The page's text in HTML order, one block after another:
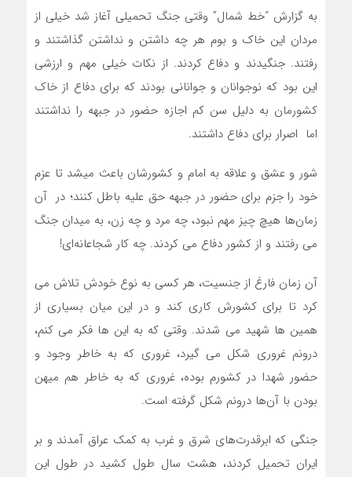
به گزارش “خط شمال” وقتی جنگ تحمیلی آغاز شد خیلی از
مردان این خاک و بوم هر چه داشتن و نداشتن گذاشتند و
رفتند. جنگیدند و دفاع کردند. از نکات خیلی مهم و ارزشی
این بود که نوجوانان و جوانانی بودند که برای دفاع از خاک
کشورمان به دلیل سن کم اجازه حضور در جبهه را نداشتند
اما اصرار برای دفاع داشتند.
شور و عشق و علاقه به امام و کشورشان باعث میشد تا عزم
خود را جزم برای حضور در جبهه حق علیه باطل کنند؛ در آن
زمان‌ها هیچ چیز مهم نبود، چه مرد و چه زن، به میدان جنگ
می رفتند و از کشور دفاع می کردند. چه کار شجاعانه‌ای!
آن زمان فارغ از جنسیت، هر کسی به نوع خودش تلاش می
کرد تا برای کشورش کاری کند و در این میان بسیاری از
همین ها شهید می شدند. وقتی که به این ها فکر می کنم،
درونم غروری شکل می گیرد، غروری که به خاطر وجود و
حضور شهدا در کشورم بوده، غروری که به خاطر هم میهن
بودن با آن‌ها درونم شکل گرفته است.
جنگی که ابرقدرت‌های شرق و غرب به کمک عراق آمدند و بر
ایران تحمیل کردند، هشت سال طول کشید در طول این